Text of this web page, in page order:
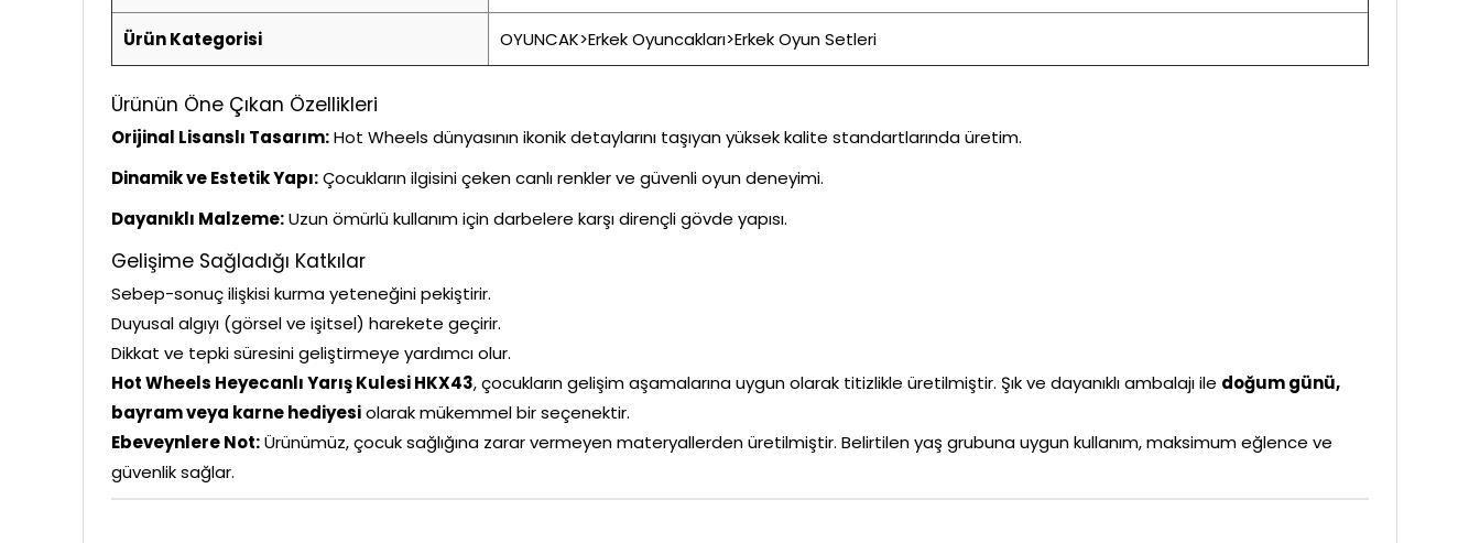
Ürün Kategorisi OYUNCAK>Erkek Oyuncakları>Erkek Oyun Setleri
Ürünün Öne Çıkan Özellikleri
Orijinal Lisanslı Tasarım:Hot Wheels dünyasının ikonik detaylarını taşıyan yüksek kalite standartlarında üretim.
Dinamik ve Estetik Yapı:Çocukların ilgisini çeken canlı renkler ve güvenli oyun deneyimi.
Dayanıklı Malzeme:Uzun ömürlü kullanım için darbelere karşı dirençli gövde yapısı.
Gelişime Sağladığı Katkılar
Sebep-sonuç ilişkisi kurma yeteneğini pekiştirir.
Duyusal algıyı (görsel ve işitsel) harekete geçirir.
Dikkat ve tepki süresini geliştirmeye yardımcı olur.
Hot Wheels Heyecanlı Yarış Kulesi HKX43, çocukların gelişim aşamalarına uygun olarak titizlikle üretilmiştir. Şık ve dayanıklı ambalajı ile doğum günü,
bayram veya karne hediyesiolarak mükemmel bir seçenektir.
Ebeveynlere Not:Ürünümüz, çocuk sağlığına zarar vermeyen materyallerden üretilmiştir. Belirtilen yaş grubuna uygun kullanım, maksimum eğlence ve
güvenlik sağlar.